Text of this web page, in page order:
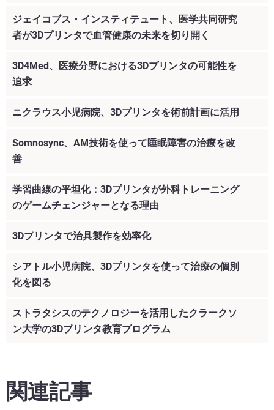
さらに見る
ジェイコブス・インスティテュート、医学共同研究
者が3Dプリンタで血管健康の未来を切り開く
さらに見る
3D4Med、医療分野における3Dプリンタの可能性を
追求
ニクラウス小児病院、3Dプリンタを術前計画に活用
Somnosync、AM技術を使って睡眠障害の治療を改
善
学習曲線の平坦化：3Dプリンタが外科トレーニング
のゲームチェンジャーとなる理由
3Dプリンタで治具製作を効率化
シアトル小児病院、3Dプリンタを使って治療の個別
化を図る
ストラタシスのテクノロジーを活用したクラークソ
ン大学の3Dプリンタ教育プログラム
関連記事